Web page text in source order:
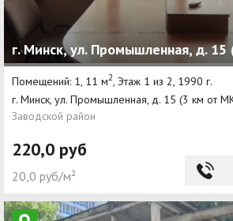
г. Минск, ул. Промышленная, д.
Помещений: 1, 11 м2 , Этаж 1 из 2, 1990 г.
г. Минск, ул. Промышленная, д. 15 (3 км от
Заводской район
220,0 руб
20,0 руб/м²